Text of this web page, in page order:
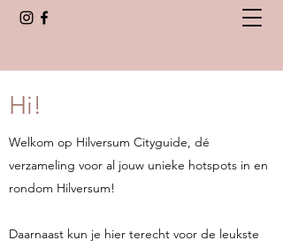
Hi!
Welkom op Hilversum Cityguide, dé
verzameling voor al jouw unieke hotspots in en
rondom Hilversum!
Daarnaast kun je hier terecht voor de leukste